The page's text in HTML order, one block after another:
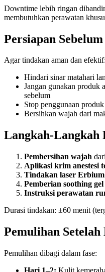
Downtime lebih ringan
membutuhkan perawatan
Persiapan
Agar tindakan aman dan efektif:
Hindari sinar matahari
Jangan gunakan
sebelum
Stop penggunaan
Bersihkan wajah dari
Langkah-Langkah
Pembersihan wajah
Aplikasi krim anestesi
Tindakan laser Erbium
Pemberian soothing
Instruksi perawatan
Durasi tindakan: ±60 menit
Pemulihan
Pemulihan dibagi dalam fase:
Hari 1–2: Kulit